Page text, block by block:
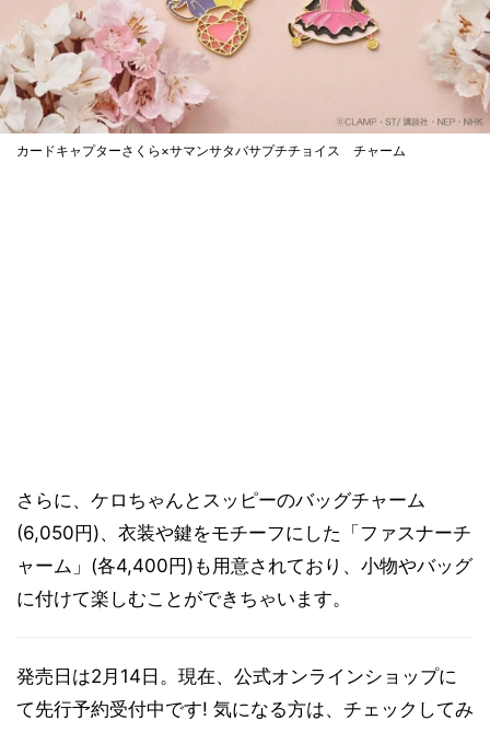
カードキャプターさくら×サマンサタバサプチチョイス チャーム
さらに、ケロちゃんとスッピーのバッグチャーム
(6,050円)、衣装や鍵をモチーフにした「ファスナーチ
ャーム」(各4,400円)も用意されており、小物やバッグ
に付けて楽しむことができちゃいます。
発売日は2月14日。現在、公式オンラインショップに
て先行予約受付中です! 気になる方は、チェックしてみ